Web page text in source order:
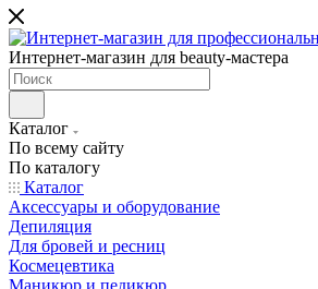
Интернет-магазин для beauty-мастера
Каталог
По всему сайту
По каталогу
Каталог
Аксессуары и оборудование
Депиляция
Для бровей и ресниц
Космецевтика
Маникюр и педикюр